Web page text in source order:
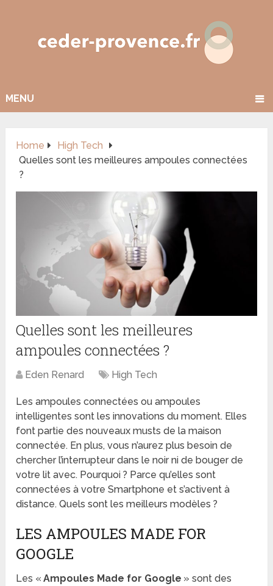
MENU
Home
High Tech
Quelles sont les meilleures ampoules connectées
?
Quelles sont les meilleures
ampoules connectées ?
Eden Renard High Tech
Les ampoules connectées ou ampoules
intelligentes sont les innovations du moment. Elles
font partie des nouveaux musts de la maison
connectée. En plus, vous n’aurez plus besoin de
chercher l’interrupteur dans le noir ni de bouger de
votre lit avec. Pourquoi ? Parce qu’elles sont
connectées à votre Smartphone et s’activent à
distance. Quels sont les meilleurs modèles ?
LES AMPOULES MADE FOR
GOOGLE
Les «Ampoules Made for Google » sont des